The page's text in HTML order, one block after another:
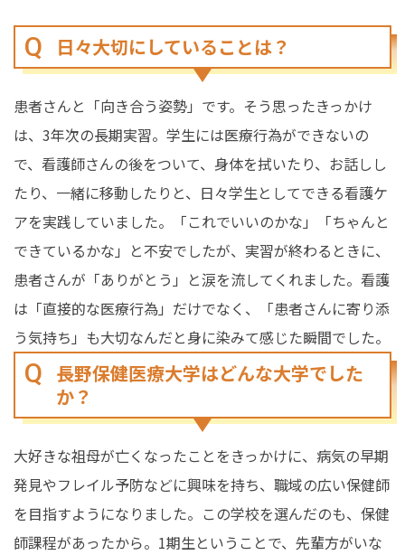
日々大切にしていることは？
患者さんと「向き合う姿勢」です。そう思ったきっかけ
は、3年次の長期実習。学生には医療行為ができないの
で、看護師さんの後をついて、身体を拭いたり、お話しし
たり、一緒に移動したりと、日々学生としてできる看護ケ
アを実践していました。「これでいいのかな」「ちゃんと
できているかな」と不安でしたが、実習が終わるときに、
患者さんが「ありがとう」と涙を流してくれました。看護
は「直接的な医療行為」だけでなく、「患者さんに寄り添
う気持ち」も大切なんだと身に染みて感じた瞬間でした。
長野保健医療大学はどんな大学でした
か？
大好きな祖母が亡くなったことをきっかけに、病気の早期
発見やフレイル予防などに興味を持ち、職域の広い保健師
を目指すようになりました。この学校を選んだのも、保健
師課程があったから。1期生ということで、先輩方がいな